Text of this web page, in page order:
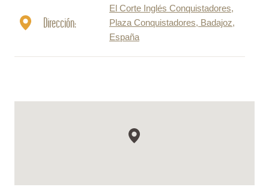
Dirección:
El Corte Inglés Conquistadores,
Plaza Conquistadores, Badajoz,
España